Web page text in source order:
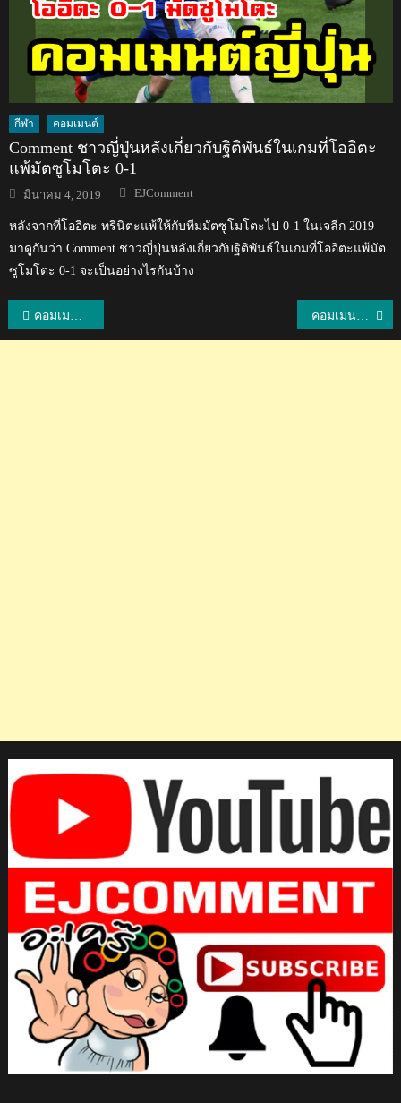
กีฬา คอมเมนต์
Comment ชาวญี่ปุ่นหลังเกี่ยวกับฐิติพันธ์ในเกมที่โออิตะ
แพ้มัตซูโมโตะ 0-1
Posted
on
มีนาคม 4, 2019 Author
EJComment
หลังจากที่โออิตะ ทรินิตะแพ้ให้กับทีมมัตซูโมโตะไป 0-1 ในเจลีก 2019
มาดูกันว่า Comment ชาวญี่ปุ่นหลังเกี่ยวกับฐิติพันธ์ในเกมที่โออิตะแพ้มัต
ซูโมโตะ 0-1 จะเป็นอย่างไรกันบ้าง
แนะแนว
คอมเมนต์เมียนมาหลังอ่อง ธู ทำประตูได้ และคอมเมนต์อินโดหลังทีมของยันโต พ่ายแพ้ คอมเมนต์เวียดนามเกี่ยวกับหัวข้อ 5 สิ่งที่สนามฟุตบอลในวีลีกต้องเรียนรู้จากไทยลีก